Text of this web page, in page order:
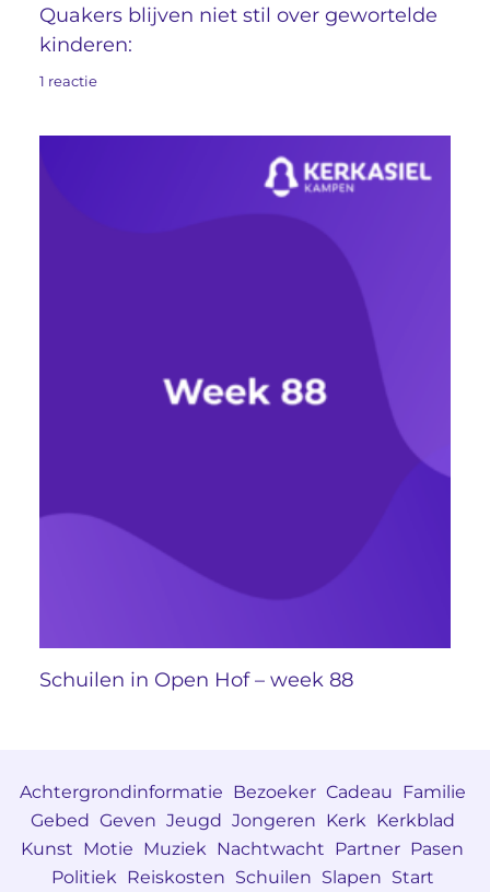
Quakers blijven niet stil over gewortelde
kinderen:
1 reactie
Schuilen in Open Hof – week 88
Achtergrondinformatie Bezoeker Cadeau Familie
Gebed Geven Jeugd Jongeren Kerk Kerkblad
Kunst Motie Muziek Nachtwacht Partner Pasen
Politiek Reiskosten Schuilen Slapen Start